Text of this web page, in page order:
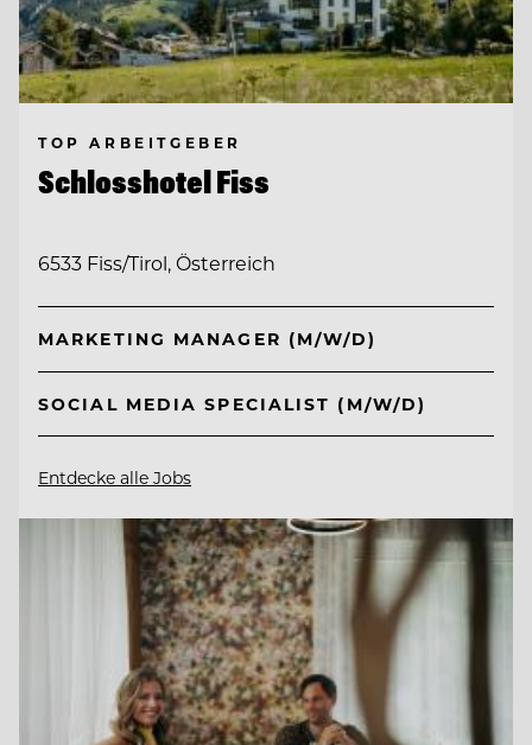
TOP ARBEITGEBER
Schlosshotel Fiss
6533 Fiss/Tirol, Österreich
MARKETING MANAGER (M/W/D)
SOCIAL MEDIA SPECIALIST (M/W/D)
Entdecke alle Jobs